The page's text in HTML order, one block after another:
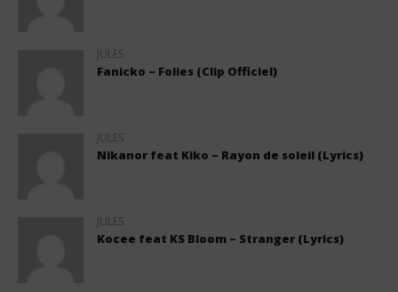
JULES
Fanicko – Folies (Clip Officiel)
JULES
Nikanor feat Kiko – Rayon de soleil (Lyrics)
JULES
Kocee feat KS Bloom – Stranger (Lyrics)